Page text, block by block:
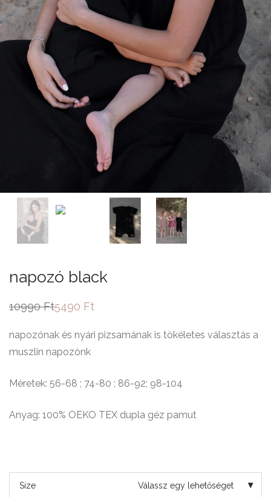
napozó black
10990Ft
Original
10990 Ft.
5490 Ft
Current
5490 Ft.
napozónak és nyári pizsamának is tökéletes választás a
muszlin napozónk
Méretek: 56-68 ; 74-80 ; 86-92; 98-104
Anyag: 100% OEKO TEX dupla géz pamut
Size Válassz egy lehetőséget